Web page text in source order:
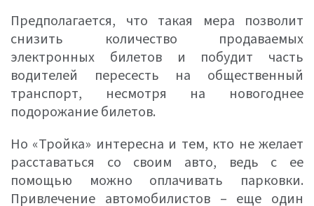
Предполагается, что такая мера позволит
снизить количество продаваемых
электронных билетов и побудит часть
водителей пересесть на общественный
транспорт, несмотря на новогоднее
подорожание билетов.
Но «Тройка» интересна и тем, кто не желает
расставаться со своим авто, ведь с ее
помощью можно оплачивать парковки.
Привлечение автомобилистов – еще один